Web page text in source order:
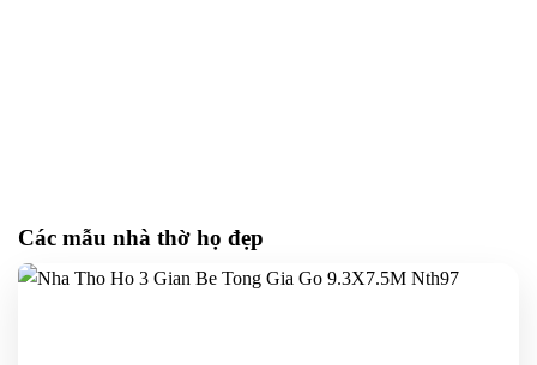
Các mẫu nhà thờ họ đẹp